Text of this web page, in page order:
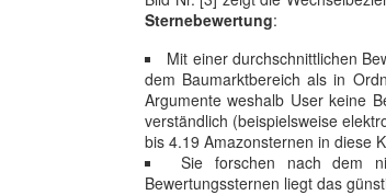
Sternebewertung:
Mit einer durchschnittlichen
dem Baumarktbereich als in
Argumente weshalb User keine
verständlich (beispielsweise
bis 4.19 Amazonsternen in diese
Sie forschen nach dem
Bewertungssternen liegt das